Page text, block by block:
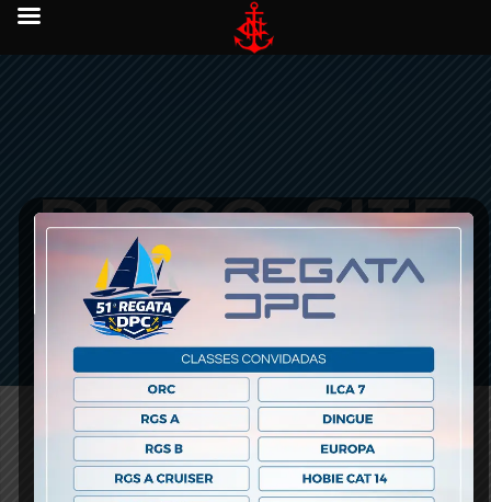
DIOGO_SITE
_BANNER
novembro 24, 2017 - 0 comments-